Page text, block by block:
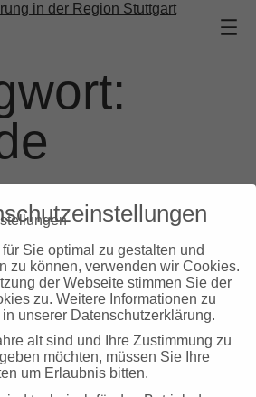
für KMU
ZD.BB unterstützt KMU bei der
– ohne Programmierkenntnisse.
Sie optimal zu gestalten und
zu können, verwenden wir Cookies.
der Webseite stimmen Sie der
zu. Weitere Informationen zu
unserer Datenschutzerklärung.
alt sind und Ihre Zustimmung zu
möchten, müssen Sie Ihre
um Erlaubnis bitten.